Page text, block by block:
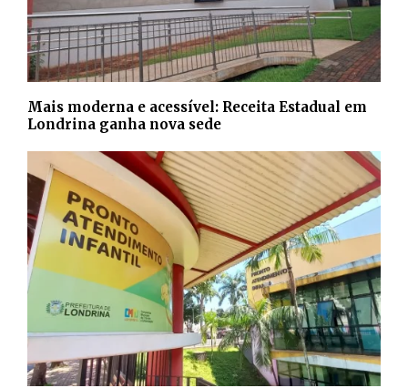
Mais moderna e acessível: Receita Estadual em
Londrina ganha nova sede